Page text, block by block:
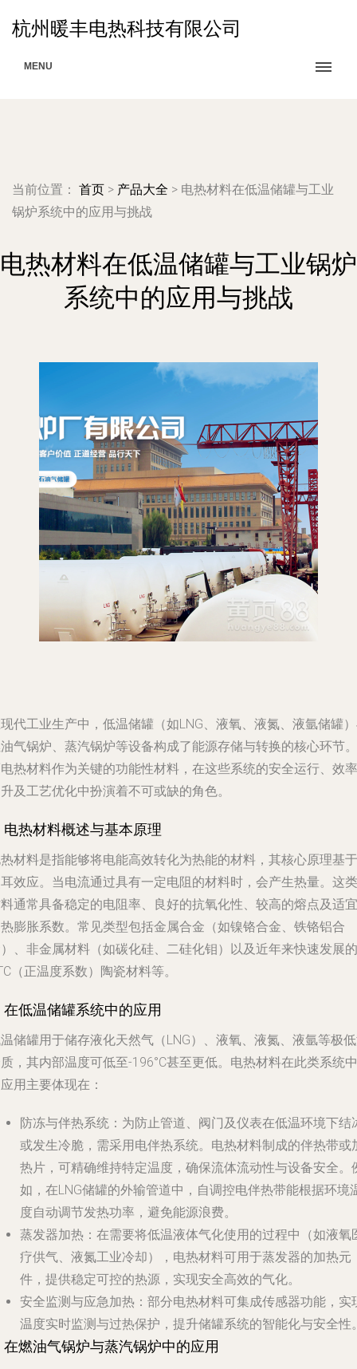
杭州暖丰电热科技有限公司
MENU
当前位置： 首页 > 产品大全 > 电热材料在低温储罐与工业
锅炉系统中的应用与挑战
电热材料在低温储罐与工业锅炉
系统中的应用与挑战
代工业生产中，低温储罐（如LNG、液氧、液氮、液氩储罐
气锅炉、蒸汽锅炉等设备构成了能源存储与转换的核心环节。
热材料作为关键的功能性材料，在这些系统的安全运行、效率
及工艺优化中扮演着不可或缺的角色。
电热材料概述与基本原理
材料是指能够将电能高效转化为热能的材料，其核心原理基于
效应。当电流通过具有一定电阻的材料时，会产生热量。这类
通常具备稳定的电阻率、良好的抗氧化性、较高的熔点及适宜
膨胀系数。常见类型包括金属合金（如镍铬合金、铁铬铝合
、非金属材料（如碳化硅、二硅化钼）以及近年来快速发展的
（正温度系数）陶瓷材料等。
在低温储罐系统中的应用
储罐用于储存液化天然气（LNG）、液氧、液氮、液氩等极
，其内部温度可低至-196°C甚至更低。电热材料在此类系统中
用主要体现在：
防冻与伴热系统 ：为防止管道、阀门及仪表在低温环境下结
或发生冷脆，需采用电伴热系统。电热材料制成的伴热带或
热片，可精确维持特定温度，确保流体流动性与设备安全。
如，在LNG储罐的外输管道中，自调控电伴热带能根据环境
度自动调节发热功率，避免能源浪费。
蒸发器加热 ：在需要将低温液体气化使用的过程中（如液氧
疗供气、液氮工业冷却），电热材料可用于蒸发器的加热元
件，提供稳定可控的热源，实现安全高效的气化。
安全监测与应急加热 ：部分电热材料可集成传感器功能，实
温度实时监测与过热保护，提升储罐系统的智能化与安全性
在燃油气锅炉与蒸汽锅炉中的应用